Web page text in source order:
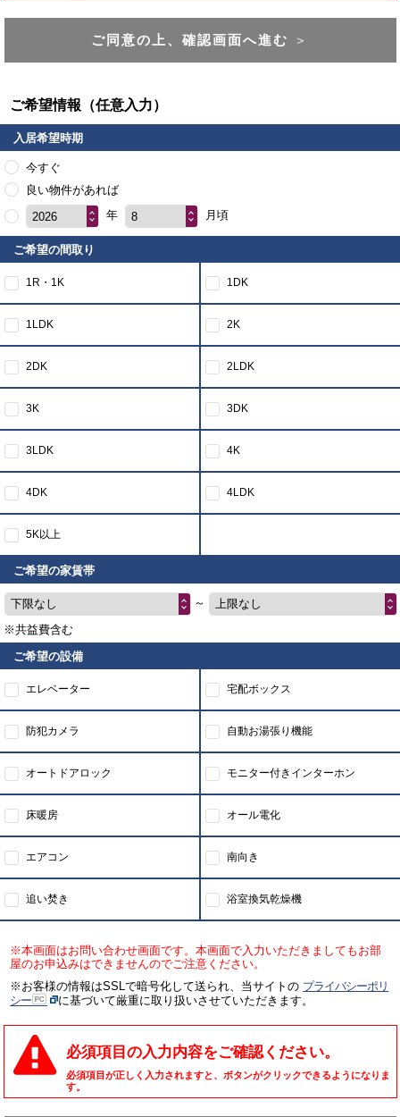
ご同意の上、確認画面へ進む ＞
ご希望情報（任意入力）
入居希望時期
今すぐ
良い物件があれば
2026
年 8 月頃
ご希望の間取り
1R・1K 1DK
1LDK 2K
2DK 2LDK
3K 3DK
3LDK 4K
4DK 4LDK
5K以上
ご希望の家賃帯
下限なし ～
上限なし
※共益費含む
ご希望の設備
エレベーター 宅配ボックス
防犯カメラ 自動お湯張り機能
オートドアロック モニター付きインターホン
床暖房 オール電化
エアコン 南向き
追い焚き 浴室換気乾燥機
※本画面はお問い合わせ画面です。本画面で入力いただきましてもお部
屋のお申込みはできませんのでご注意ください。
※お客様の情報はSSLで暗号化して送られ、当サイトの プライバシーポリ
シー
に基づいて厳重に取り扱いさせていただきます。
必須項目の入力内容をご確認ください。
必須項目が正しく入力されますと、ボタンがクリックできるようになりま
す。